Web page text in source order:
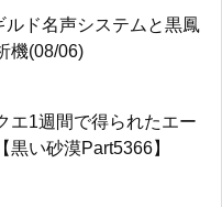
ルド名声システムと黒鳳
機(08/06)
エ1週間で得られたエー
黒い砂漠Part5366】